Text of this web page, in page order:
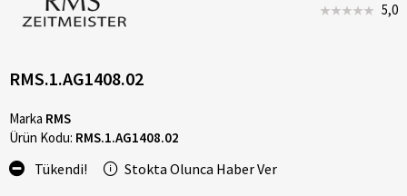
5,0
RMS.1.AG1408.02
Marka RMS
Ürün Kodu: RMS.1.AG1408.02
Tükendi! Stokta Olunca Haber Ver